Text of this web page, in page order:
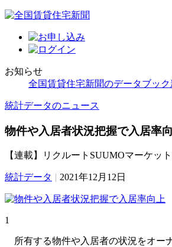
お知らせ
全国賃貸住宅新聞のデータブッ
統計データのニュース
物件や入居者状況把握で入居率
【連載】リクルートSUUMOマーケッ
統計データ | 2021年12月12日
1
所有する物件や入居者の状況をオー